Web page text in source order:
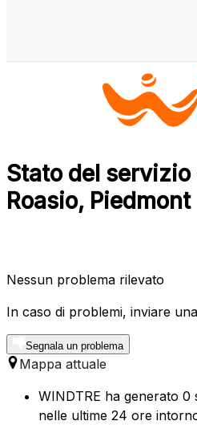
Stato del servizio
Roasio, Piedmont
Nessun problema rilevato
In caso di problemi, inviare
Segnala un problema
Mappa attuale
WINDTRE ha generato 0
nelle ultime 24 ore